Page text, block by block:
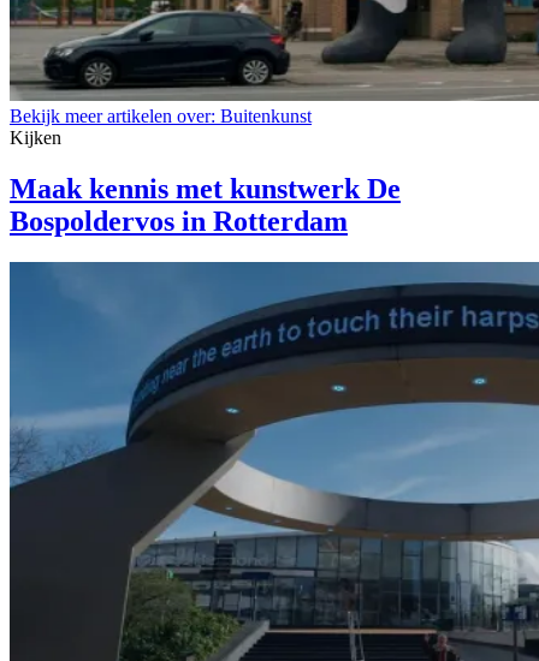
Bekijk meer artikelen over: Buitenkunst
Kijken
Maak kennis met kunstwerk De
Bospoldervos in Rotterdam